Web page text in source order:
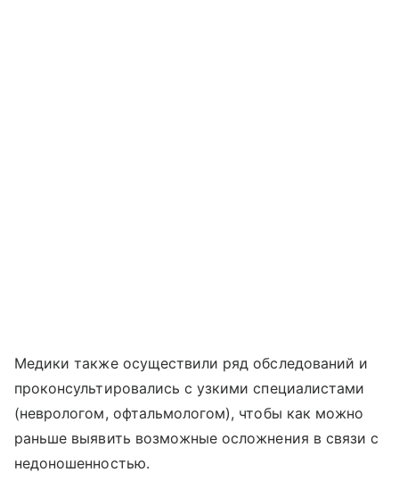
Медики также осуществили ряд обследований и
проконсультировались с узкими специалистами
(неврологом, офтальмологом), чтобы как можно
раньше выявить возможные осложнения в связи с
недоношенностью.